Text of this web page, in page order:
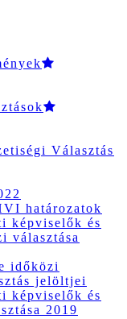
Választás
határozatok
képviselők és
választása
időközi
jelöltjei
képviselők és
2019